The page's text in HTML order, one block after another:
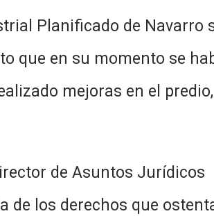
Planificado de Navarro
que en su momento se
mejoras en el predio,
de Asuntos Jurídicos
de los derechos que